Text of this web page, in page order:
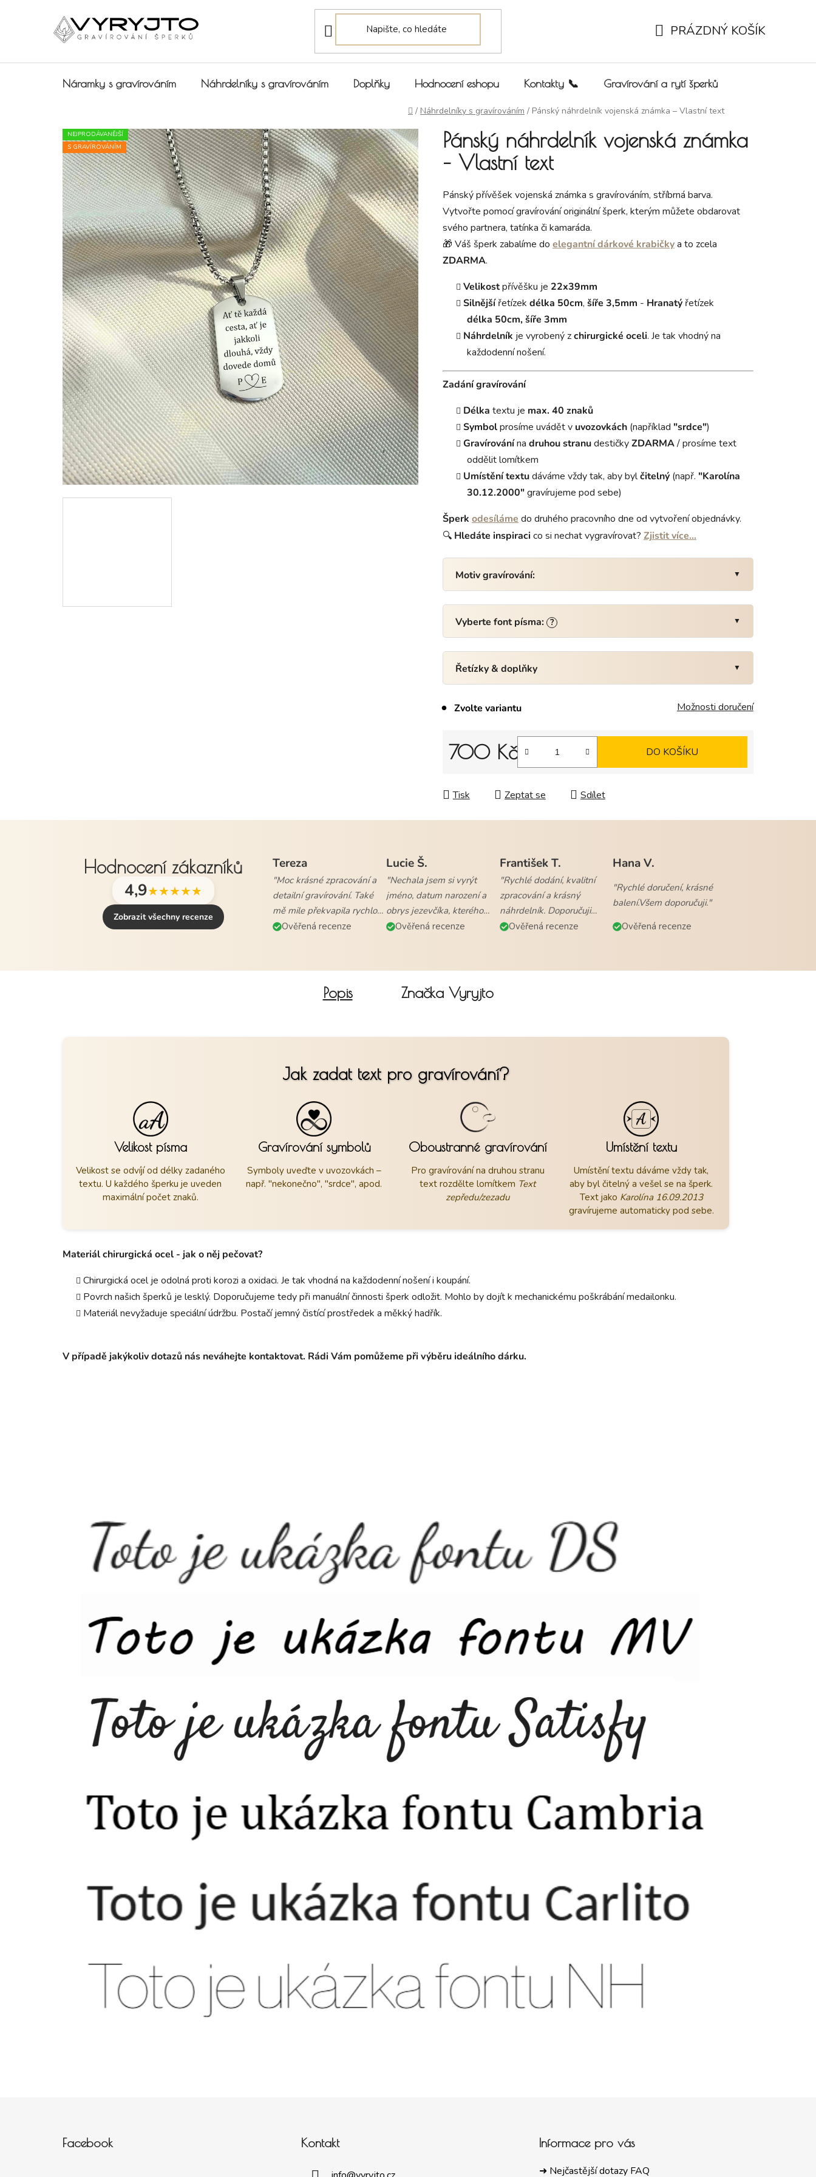
PRÁZDNÝ KOŠÍK
Náramky s gravírováním Náhrdelníky s gravírováním Doplňky Hodnocení eshopu Kontakty 📞 Gravírování a rytí šperků
Domů
/ Náhrdelníky s gravírováním / Pánský náhrdelník vojenská známka – Vlastní text
Pánský náhrdelník vojenská známka
– Vlastní text
Pánský přívěšek vojenská známka s gravírováním, stříbrná barva.
Vytvořte pomocí gravírování originální šperk, kterým můžete obdarovat
svého partnera, tatínka či kamaráda.
🎁 Váš šperk zabalíme do elegantní dárkové krabičkya to zcela
ZDARMA.
Velikostpřívěšku je 22x39mm
Silnějšířetízek délka 50cm, šíře 3,5mm - Hranatý řetízek
délka 50cm, šíře 3mm
Náhrdelník je vyrobený zchirurgické oceli. Je tak vhodný na
každodenní nošení.
Zadání gravírování
Délka textu je max. 40 znaků
Symbolprosíme uvádět v uvozovkách(například "srdce")
Gravírovánína druhou stranudestičkyZDARMA/ prosíme text
oddělit lomítkem
Umístění textudáváme vždy tak, aby bylčitelný(např. "Karolína
30.12.2000"gravírujeme pod sebe)
Šperk odesíláme do druhého pracovního dne od vytvoření objednávky.
🔍 Hledáte inspiracico si nechat vygravírovat? Zjistit více…
Motiv gravírování:
Vyberte font písma: ?
Řetízky & doplňky
Zvolte variantu Možnosti doručení
700 Kč DO KOŠÍKU
Tisk Zeptat se Sdílet
NEJPRODÁVANĚJŠÍ
S GRAVÍROVÁNÍM
Hodnocení zákazníků
4,9★★★★★
Zobrazit všechny recenze
Tereza
"Moc krásné zpracování a
detailní gravírování. Také
mě mile překvapila rychlost
vyřízení objednávky a
Ověřená recenze
Lucie Š.
"Nechala jsem si vyrýt
jméno, datum narození a
obrys jezevčíka, kterého
mám. Naprostá
Ověřená recenze
František T.
"Rychlé dodání, kvalitní
zpracování a krásný
náhrdelník. Doporučuji
všem."
Ověřená recenze
Hana V.
"Rychlé doručení, krásné
balení.Všem doporučuji."
Ověřená recenze
Popis ZnačkaVyryjto
Jak zadat text pro gravírování?
Velikost písma
Velikost se odvíjí od délky zadaného
textu. U každého šperku je uveden
maximální počet znaků.
Gravírování symbolů
Symboly uveďte v uvozovkách –
např. "nekonečno", "srdce", apod.
Oboustranné gravírování
Pro gravírování na druhou stranu
text rozdělte lomítkem Text
zepředu/zezadu
Umístění textu
Umístění textu dáváme vždy tak,
aby byl čitelný a vešel se na šperk.
Text jako Karolína 16.09.2013
gravírujeme automaticky pod sebe.
Materiál chirurgická ocel - jak o něj pečovat?
Chirurgická ocel je odolná proti korozi a oxidaci. Je tak vhodná na každodenní nošení i koupání.
Povrch našich šperků je lesklý. Doporučujeme tedy při manuální činnosti šperk odložit. Mohlo by dojít k mechanickému poškrábání medailonku.
Materiál nevyžaduje speciální údržbu. Postačí jemný čistící prostředek a měkký hadřík.
V případě jakýkoliv dotazů nás neváhejte kontaktovat. Rádi Vám pomůžeme při výběru ideálního dárku.
Facebook Kontakt Informace pro vás
➜ Nejčastější dotazy FAQ